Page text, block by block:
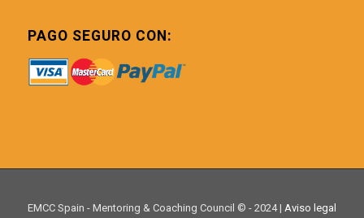
PAGO SEGURO CON:
EMCC Spain - Mentoring & Coaching Council © - 2024 | Aviso legal